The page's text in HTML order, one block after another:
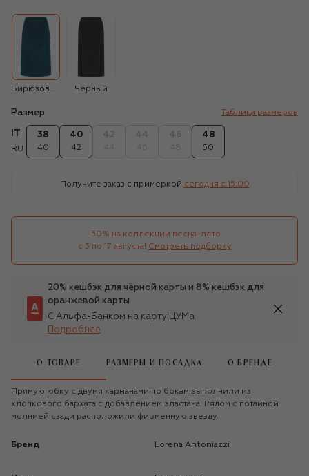
Бирюзовый Черный
Размер Таблица размеров
RU
38
40
40
42
48
50
Получите заказ с примеркой сегодня c 15:00
-30% на коллекции весна-лето
с 3 по 17 августа! Смотреть подборку
20% кешбэк для чёрной карты и 8% кешбэк для
оранжевой карты
С Альфа-Банком на карту ЦУМа
Подробнее
О ТОВАРЕ РАЗМЕРЫ И ПОСАДКА О БРЕНДЕ
Прямую юбку с двумя карманами по бокам выполнили из
хлопкового бархата с добавлением эластана. Рядом с потайной
молнией сзади расположили фирменную звезду.
Бренд Lorena Antoniazzi